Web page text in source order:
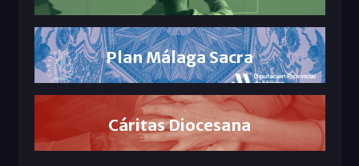
Plan Málaga Sacra
Cáritas Diocesana